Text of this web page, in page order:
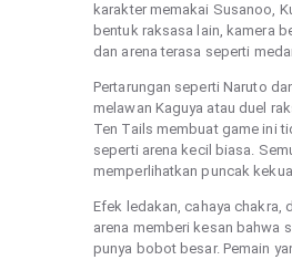
karakter memakai Susanoo,
bentuk raksasa lain, kamera
dan arena terasa seperti
Pertarungan seperti Naruto
melawan Kaguya atau duel
Ten Tails membuat game ini
seperti arena kecil biasa.
memperlihatkan puncak
Efek ledakan, cahaya chakra,
arena memberi kesan bahwa
punya bobot besar. Pemain